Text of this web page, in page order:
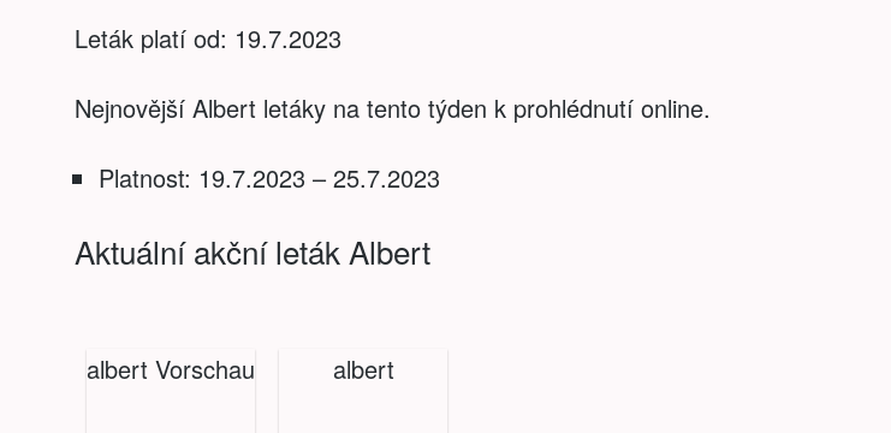
Leták platí od: 19.7.2023
Nejnovější Albert letáky na tento týden k prohlédnutí online.
Platnost: 19.7.2023 – 25.7.2023
Aktuální akční leták Albert
albert Vorschau albert